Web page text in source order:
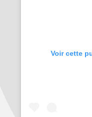
Voir cette